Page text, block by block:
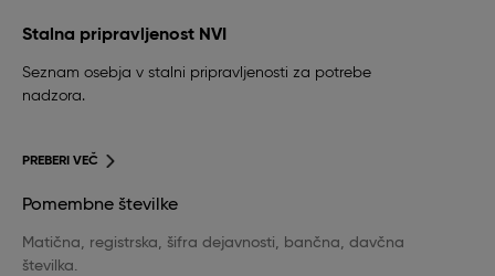
Stalna pripravljenost NVI
Seznam osebja v stalni pripravljenosti za potrebe
nadzora.
PREBERI VEČ
Pomembne številke
Matična, registrska, šifra dejavnosti, bančna, davčna
številka.